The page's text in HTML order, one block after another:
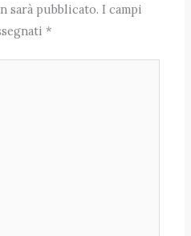
sarà pubblicato. I campi
*